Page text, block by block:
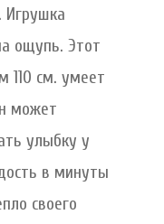
Игрушка
ощупь. Этот
110 см. умеет
может
улыбку у
в минуты
своего